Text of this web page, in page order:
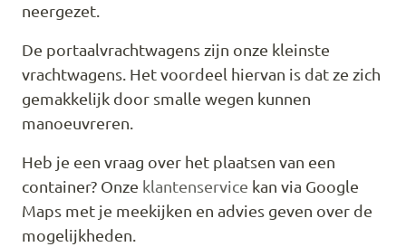
neergezet.
De portaalvrachtwagens zijn onze kleinste
vrachtwagens. Het voordeel hiervan is dat ze zich
gemakkelijk door smalle wegen kunnen
manoeuvreren.
Heb je een vraag over het plaatsen van een
container? Onze klantenservice kan via Google
Maps met je meekijken en advies geven over de
mogelijkheden.